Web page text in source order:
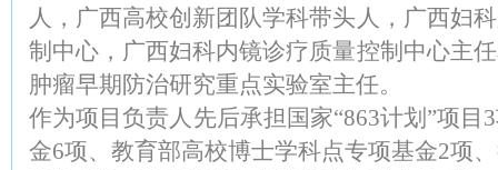
人，广西高校创新团队学科带头人，广西妇
制中心，广西妇科内镜诊疗质量控制中心主
肿瘤早期防治研究重点实验室主任。
作为项目负责人先后承担国家“863计划”项目
金6项、教育部高校博士学科点专项基金2项